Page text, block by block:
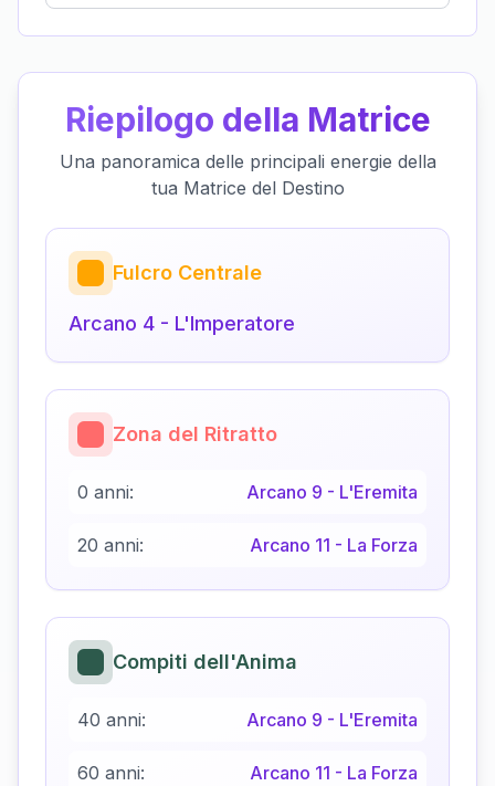
Riepilogo della Matrice
Una panoramica delle principali energie della
tua Matrice del Destino
Fulcro Centrale
Arcano 4 - L'Imperatore
Zona del Ritratto
0 anni: Arcano 9 - L'Eremita
20 anni: Arcano 11 - La Forza
Compiti dell'Anima
40 anni: Arcano 9 - L'Eremita
60 anni: Arcano 11 - La Forza